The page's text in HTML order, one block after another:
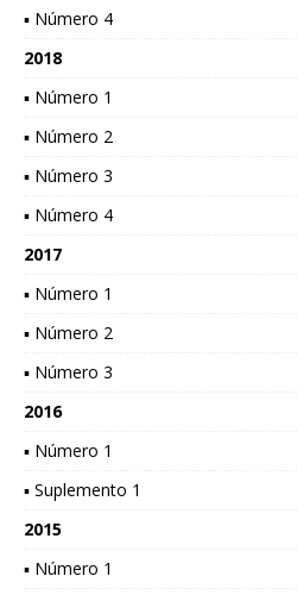
▪ Número 4
2018
▪ Número 1
▪ Número 2
▪ Número 3
▪ Número 4
2017
▪ Número 1
▪ Número 2
▪ Número 3
2016
▪ Número 1
▪ Suplemento 1
2015
▪ Número 1